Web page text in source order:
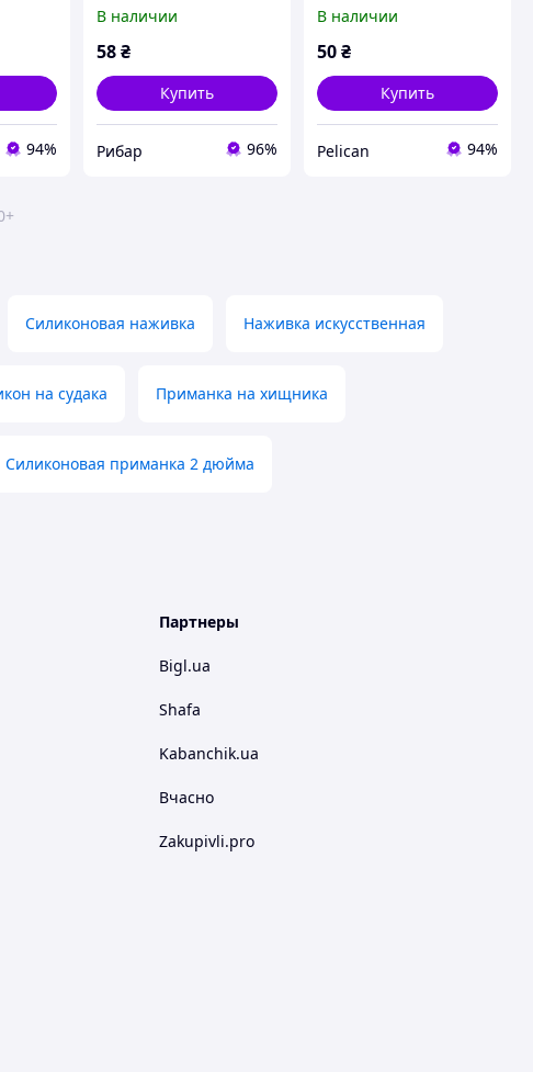
94%
В наличии
58 ₴
Купить
Рибар 96%
В наличии
50₴
Купить
Pelican 94%
Силиконовая наживка Наживка искусственная
на судака Приманка на хищника
Силиконовая приманка 2 дюйма
Партнеры
Bigl.ua
Shafa
Kabanchik.ua
Вчасно
Zakupivli.pro